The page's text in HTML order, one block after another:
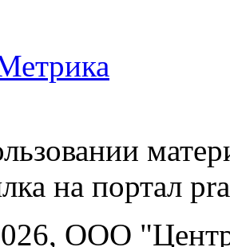
на портал
ООО "Центр